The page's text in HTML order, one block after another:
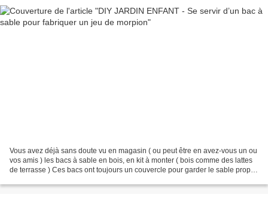
Vous avez déjà sans doute vu en magasin ( ou peut être en avez-vous un ou
vos amis ) les bacs à sable en bois, en kit à monter ( bois comme des lattes
de terrasse ) Ces bacs ont toujours un couvercle pour garder le sable propre